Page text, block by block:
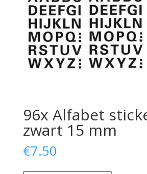
96x Alfabet
zwart 15 mm
€7.50